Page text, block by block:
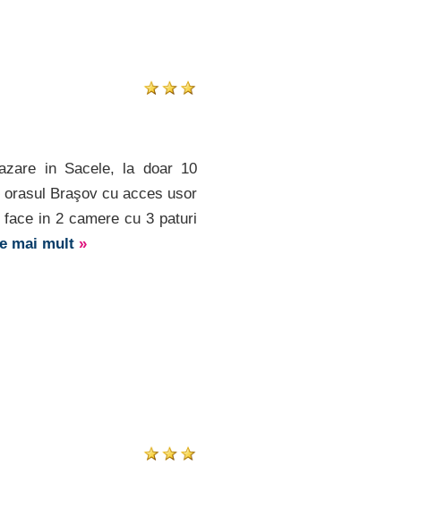
in Sacele, la doar 10
Braşov cu acces usor
in 2 camere cu 3 paturi
mai mult »